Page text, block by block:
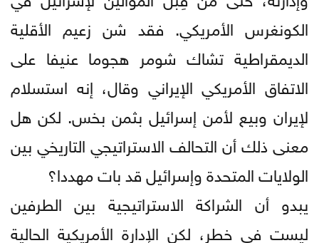
الكونغرس الأمريكي. فقد شن زعيم الأقلية
الديمقراطية تشاك شومر هجوما عنيفا على
الاتفاق الأمريكي الإيراني وقال، إنه استسلام
لإيران وبيع لأمن إسرائيل بثمن بخس. لكن هل
معنى ذلك أن التحالف الاستراتيجي التاريخي بين
الولايات المتحدة وإسرائيل قد بات مهددا؟
يبدو أن الشراكة الاستراتيجية بين الطرفين
ليست في خطر، لكن الإدارة الأمريكية الحالية